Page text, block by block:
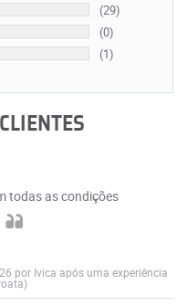
(29)
(0)
(1)
todas as condições
por Ivica após uma experiência